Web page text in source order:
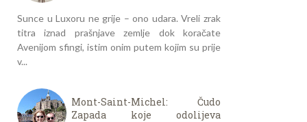
Sunce u Luxoru ne grije – ono udara. Vreli zrak
titra iznad prašnjave zemlje dok koračate
Avenijom sfingi, istim onim putem kojim su prije
v...
Mont-Saint-Michel: Čudo
Zapada koje odolijeva